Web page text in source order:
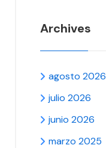
Archives
agosto 2026
julio 2026
junio 2026
marzo 2025